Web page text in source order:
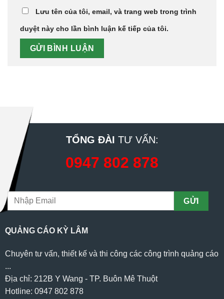
Lưu tên của tôi, email, và trang web trong trình
duyệt này cho lần bình luận kế tiếp của tôi.
TỔNG ĐÀI TƯ VẤN:
0947 802 878
QUẢNG CÁO KỲ LÂM
Chuyên tư vấn, thiết kế và thi công các công trình quảng cáo
...
Địa chỉ: 212B Y Wang - TP. Buôn Mê Thuột
Hotline: 0947 802 878